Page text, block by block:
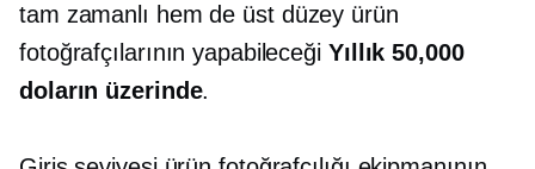
tam zamanlı hem de üst düzey ürün
fotoğrafçılarının yapabileceği Yıllık 50,000
doların üzerinde.